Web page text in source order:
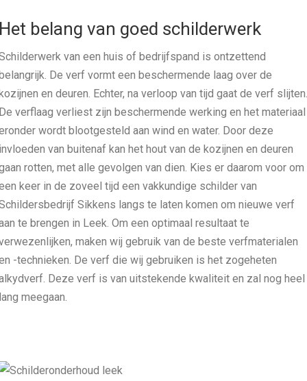
belang van goed schilderwerk
van een huis of bedrijfspand is ontzettend
De verf vormt een beschermende laag over de
en deuren. Echter, na verloop van tijd gaat de verf slijten.
verflaag verliest zijn beschermende werking en het materiaal
wordt blootgesteld aan wind en water. Door deze
van buitenaf kan het hout van de kozijnen en deuren
rotten, met alle gevolgen van dien. Kies er daarom voor om
keer in de zoveel tijd een vakkundige schilder van
Sikkens langs te laten komen om nieuwe verf
te brengen in Leek. Om een optimaal resultaat te
maken wij gebruik van de beste verfmaterialen
-technieken. De verf die wij gebruiken is het zogeheten
Deze verf is van uitstekende kwaliteit en zal nog heel
meegaan.